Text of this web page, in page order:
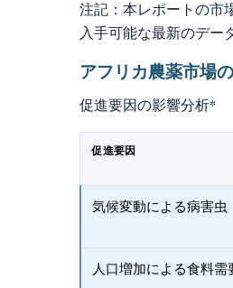
注記：本レポートの市
入手可能な最新のデー
アフリカ農薬市場
促進要因の影響分析*
促進要因
気候変動による病害虫
人口増加による食料需